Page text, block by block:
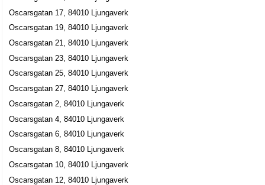
Oscarsgatan 17, 84010 Ljungaverk
Oscarsgatan 19, 84010 Ljungaverk
Oscarsgatan 21, 84010 Ljungaverk
Oscarsgatan 23, 84010 Ljungaverk
Oscarsgatan 25, 84010 Ljungaverk
Oscarsgatan 27, 84010 Ljungaverk
Oscarsgatan 2, 84010 Ljungaverk
Oscarsgatan 4, 84010 Ljungaverk
Oscarsgatan 6, 84010 Ljungaverk
Oscarsgatan 8, 84010 Ljungaverk
Oscarsgatan 10, 84010 Ljungaverk
Oscarsgatan 12, 84010 Ljungaverk